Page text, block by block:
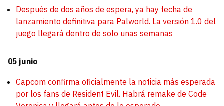
Después de dos años de espera, ya hay fecha de
lanzamiento definitiva para Palworld. La versión 1.0 del
juego llegará dentro de solo unas semanas
05 junio
Capcom confirma oficialmente la noticia más esperada
por los fans de Resident Evil. Habrá remake de Code